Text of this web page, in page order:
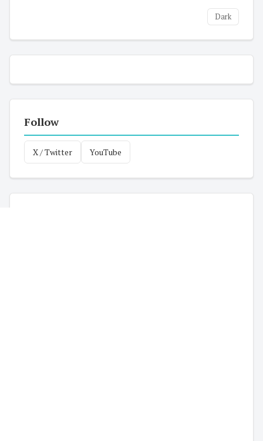
Dark
Follow
X / Twitter YouTube